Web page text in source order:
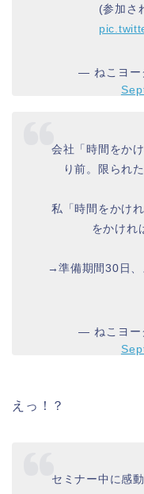
(参加さ
— ねこヨ
会社「時間をか
り前。限られ
私「時間をかけ
をかけれ
→準備期間30日
— ねこヨ
えっ！？
セミナー中に感